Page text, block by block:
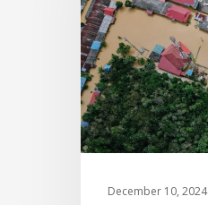
December 10, 2024